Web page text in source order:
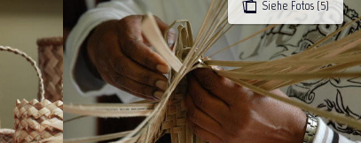
Siehe Fotos (5)